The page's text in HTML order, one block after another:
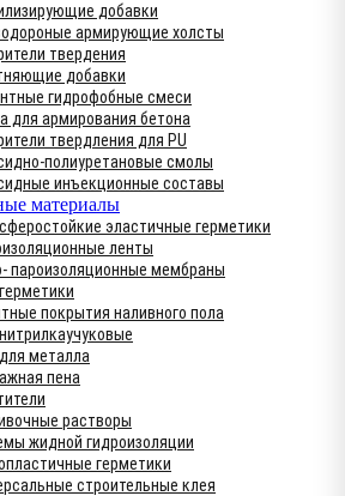
добавки
армирующие холсты
твердения
добавки
гидрофобные смеси
для армирования бетона
твердления для PU
полиуретановые смолы
инъекционные составы
материалы
эластичные герметики
ленты
пароизоляционные мембраны
покрытия наливного пола
металла
пена
растворы
жидной гидроизоляции
герметики
строительные клея